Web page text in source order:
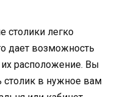
столики легко
дает возможность
расположение. Вы
столик в нужное вам